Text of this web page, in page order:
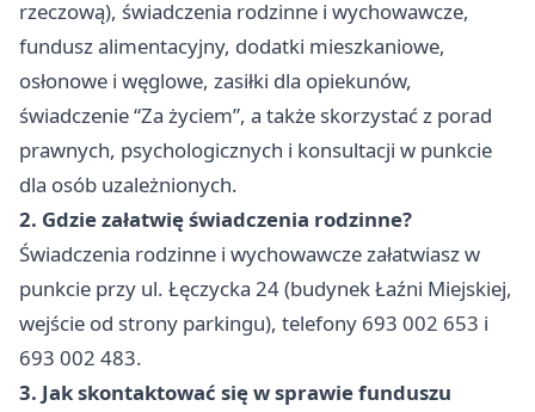
rzeczową), świadczenia rodzinne i wychowawcze,
fundusz alimentacyjny, dodatki mieszkaniowe,
osłonowe i węglowe, zasiłki dla opiekunów,
świadczenie “Za życiem”, a także skorzystać z porad
prawnych, psychologicznych i konsultacji w punkcie
dla osób uzależnionych.
2. Gdzie załatwię świadczenia rodzinne?
Świadczenia rodzinne i wychowawcze załatwiasz w
punkcie przy ul. Łęczycka 24 (budynek Łaźni Miejskiej,
wejście od strony parkingu), telefony 693 002 653 i
693 002 483.
3. Jak skontaktować się w sprawie funduszu